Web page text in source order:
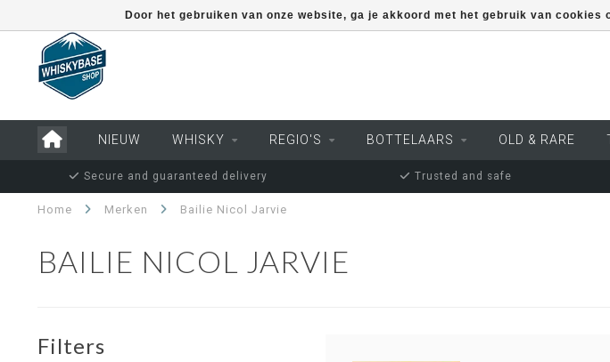
NIEUW WHISKY REGIO'S BOTTELAARS OLD & RARE
Secure and guaranteed delivery Trusted and safe
Home Merken Bailie Nicol Jarvie
BAILIE NICOL JARVIE
Filters
Door het gebruiken van onze website, ga je akkoord met het gebruik van cookies